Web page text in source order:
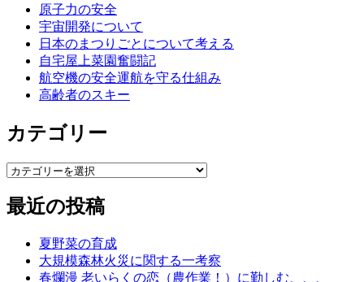
原子力の安全
宇宙開発について
日本のまつりごとについて考える
自宅屋上菜園奮闘記
航空機の安全運航を守る仕組み
高齢者のスキー
カテゴリー
カ
ゴ
最近の投稿
夏野菜の育成
大規模森林火災に関する一考察
春爛漫 老いらくの恋（農作業！）に勤しむ、、、